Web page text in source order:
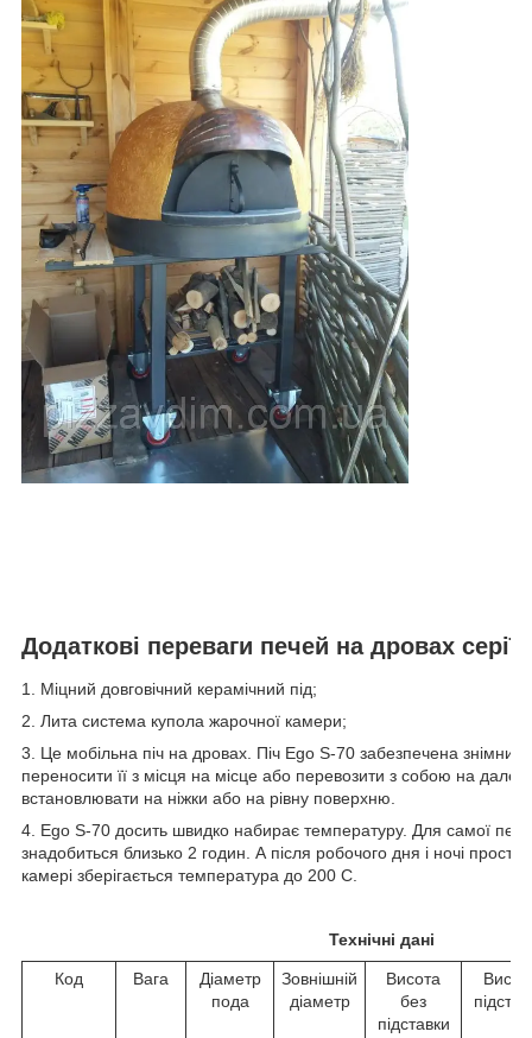
Додаткові переваги печей на дровах
1. Міцний довговічний керамічний під;
2. Лита система купола жарочної камери;
3. Це мобільна піч на дровах. Піч Ego S-70 забезпечена
переносити її з місця на місце або перевозити з собою на далекі
встановлювати на ніжки або на рівну поверхню.
4. Ego S-70 досить швидко набирає температуру. Для самої
знадобиться близько 2 годин. А після робочого дня і ночі
камері зберігається температура до 200 С.
Технічні дані
Код Вага
Діаметр
пода
Зовнішній
діаметр
Висота
без
підставки